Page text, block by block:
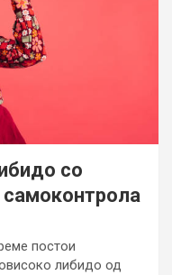
со
постои
либидо од